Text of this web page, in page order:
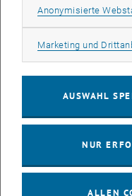
Info Session Learning
Anonymisierte
Marketing und
AUSWAHL
NUR
ALLEN